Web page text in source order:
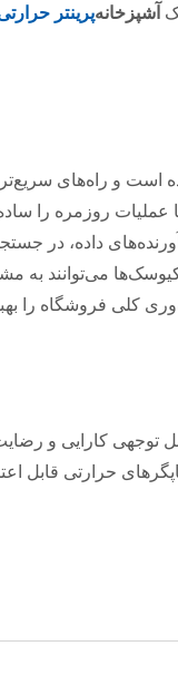
آشپزخانهپرینتر
و راه‌های سریع‌تر
داده، در
می‌توانند به
کلی فروشگاه را